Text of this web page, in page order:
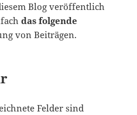
Blog veröffentlich
das folgende
von Beiträgen.
Felder sind